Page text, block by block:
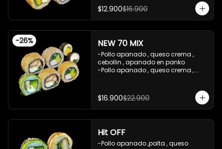
apanado en panko .
-Kanikama , palta , cebollin ,
envuelto en sesamo.
-Incluye 2 salsas de soya , 1 salsa
imagen referencial
-Precio valido con efectivo , y red
compra
$12.900$16.900
-26% NEW 70 MIX
-Pollo apanado , queso crema ,
cebollin , apanado en panko
-Pollo apanado , queso crema ,
envuelto en sesamo
-Pollo apanado , palta , envuelto en
palta , salsa teriyaki ,sesamo
-Kanikama ,palta , cebollin ,
-Palta , cebollin , envuelto en nori
(hosomaki)
$16.900$22.900
Hit OFF
-Pollo apanado ,palta , queso